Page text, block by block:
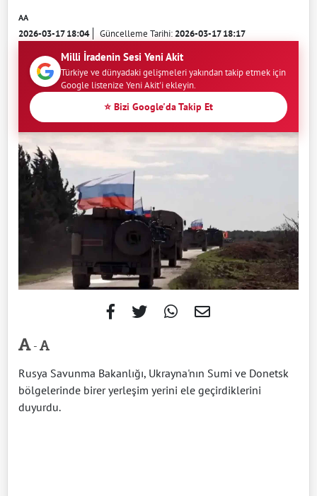
AA
2026-03-17 18:04 Güncelleme Tarihi:2026-03-17 18:17
Milli İradenin Sesi Yeni Akit
Türkiye ve dünyadaki gelişmeleri yakından takip etmek için
Google listenize Yeni Akit'i ekleyin.
⭐ Bizi Google'da Takip Et
-
Rusya Savunma Bakanlığı, Ukrayna'nın Sumi ve Donetsk
bölgelerinde birer yerleşim yerini ele geçirdiklerini
duyurdu.